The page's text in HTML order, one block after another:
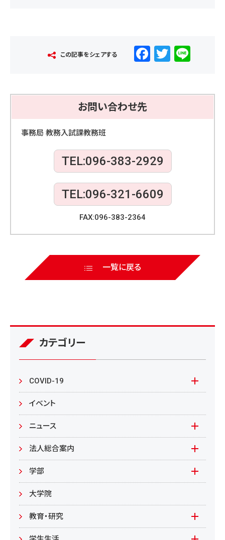
この記事をシェアする
F
e
b
o
k
T
er
お問い合わせ先
事務局 教務入試課教務班
TEL:096-383-2929
TEL:096-321-6609
FAX:096-383-2364
一覧に戻る
カテゴリー
COVID-19
本学の対応
在学生の皆様へ
来学される皆様へ
イベント
ニュース
報道資料
基本情報
法人総合案内
入札情報
教職員募集
教職員募集（教員）
学部
文学部
日文
英米
大学院
教育・研究
教育